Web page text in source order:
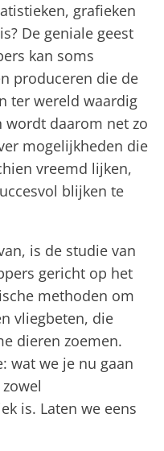
grafieken
De geniale geest
kan soms
produceren die de
ter wereld waardig
wordt daarom net zo
mogelijkheden die
vreemd lijken,
blijken te
is de studie van
gericht op het
methoden om
vliegbeten, die
dieren zoemen.
wat we je nu gaan
is. Laten we eens